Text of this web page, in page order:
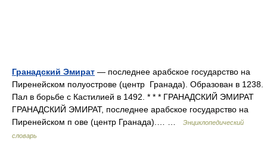
Гранадский Эмират — последнее арабское государство на
Пиренейском полуострове (центр Гранада). Образован в 1238.
Пал в борьбе с Кастилией в 1492. * * * ГРАНАДСКИЙ ЭМИРАТ
ГРАНАДСКИЙ ЭМИРАТ, последнее арабское государство на
Пиренейском п ове (центр Гранада).… …
Энциклопедический
словарь